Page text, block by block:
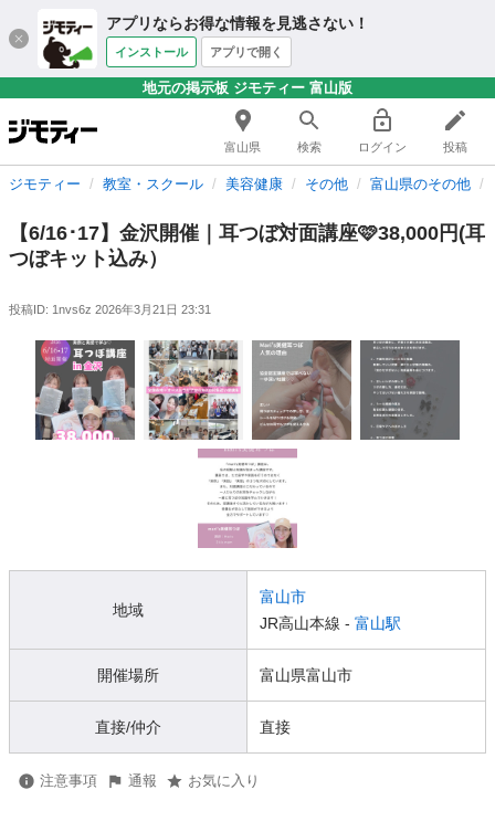
アプリならお得な情報を見逃さない！
インストール アプリで開く
地元の掲示板 ジモティー 富山版
富山県 検索 ログイン 投稿
ジモティー 教室・スクール 美容健康 その他 富山県のその他
【6/16･17】金沢開催｜耳つぼ対面講座🩷38,000円(耳
つぼキット込み）
投稿ID: 1nvs6z 2026年3月21日 23:31
地域
富山市
JR高山本線 - 富山駅
開催場所 富山県富山市
直接/仲介 直接
注意事項 通報 お気に入り